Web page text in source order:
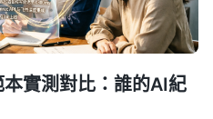
實測對比：誰的AI紀